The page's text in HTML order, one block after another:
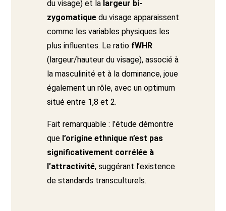
du visage) et la largeur bi-
zygomatiquedu visage apparaissent
comme les variables physiques les
plus influentes. Le ratio fWHR
(largeur/hauteur du visage), associé à
la masculinité et à la dominance, joue
également un rôle, avec un optimum
situé entre 1,8 et 2.
Fait remarquable : l’étude démontre
que l’origine ethnique n’est pas
significativement corrélée à
l’attractivité, suggérant l’existence
de standards transculturels.